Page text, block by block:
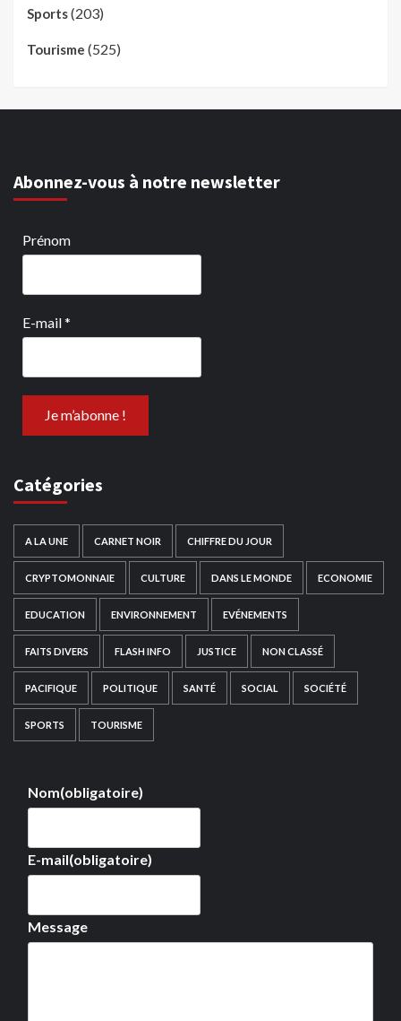
Sports(203)
Tourisme (525)
Abonnez-vous à notre newsletter
Prénom
E-mail*
Catégories
A LA UNE CARNET NOIR CHIFFRE DU JOUR
CRYPTOMONNAIE CULTURE DANS LE MONDE ECONOMIE
EDUCATION ENVIRONNEMENT EVÉNEMENTS
FAITS DIVERS FLASH INFO JUSTICE NON CLASSÉ
PACIFIQUE POLITIQUE SANTÉ SOCIAL SOCIÉTÉ
SPORTS TOURISME
Nom(obligatoire)
E-mail(obligatoire)
Message